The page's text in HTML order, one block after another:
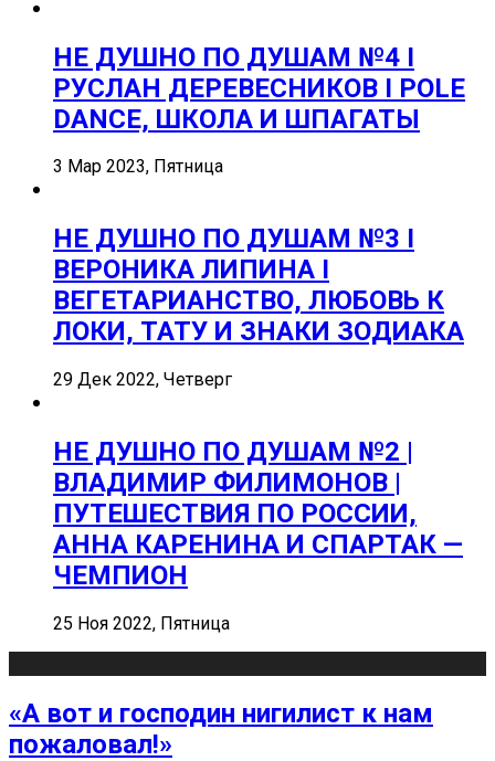
НЕ ДУШНО ПО ДУШАМ №4 I
РУСЛАН ДЕРЕВЕСНИКОВ I POLE
DANCE, ШКОЛА И ШПАГАТЫ
3 Мар 2023, Пятница
НЕ ДУШНО ПО ДУШАМ №3 I
ВЕРОНИКА ЛИПИНА I
ВЕГЕТАРИАНСТВО, ЛЮБОВЬ К
ЛОКИ, ТАТУ И ЗНАКИ ЗОДИАКА
29 Дек 2022, Четверг
НЕ ДУШНО ПО ДУШАМ №2 |
ВЛАДИМИР ФИЛИМОНОВ |
ПУТЕШЕСТВИЯ ПО РОССИИ,
АННА КАРЕНИНА И СПАРТАК —
ЧЕМПИОН
25 Ноя 2022, Пятница
«А вот и господин нигилист к нам
пожаловал!»